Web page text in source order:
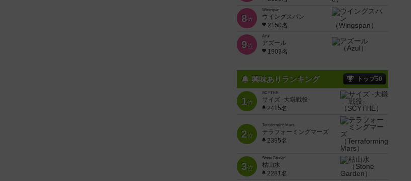
8位
Wingspan
ウイングスパン
2150名
9位
Azul
アズール
1903名
興味ありランキング トップ50
1位
SCYTHE
サイズ -大鎌戦役-
2415名
2位
Terraforming Mars
テラフォーミングマーズ
2395名
3位
Stone Garden
枯山水
2281名